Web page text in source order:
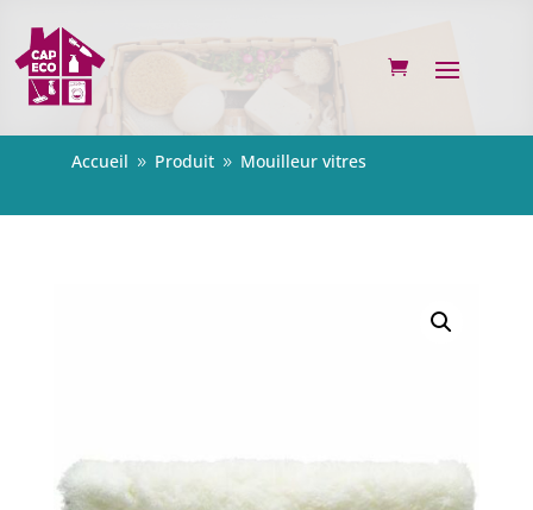
Accueil 9 Produit 9 Mouilleur vitres